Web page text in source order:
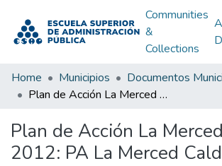
Communities
&
Collections
Home Municipios
Documentos
Plan de Acción La Merced Caldas 2012: PA La Merced Caldas 2012
Plan de Acción La
2012: PA La Merced